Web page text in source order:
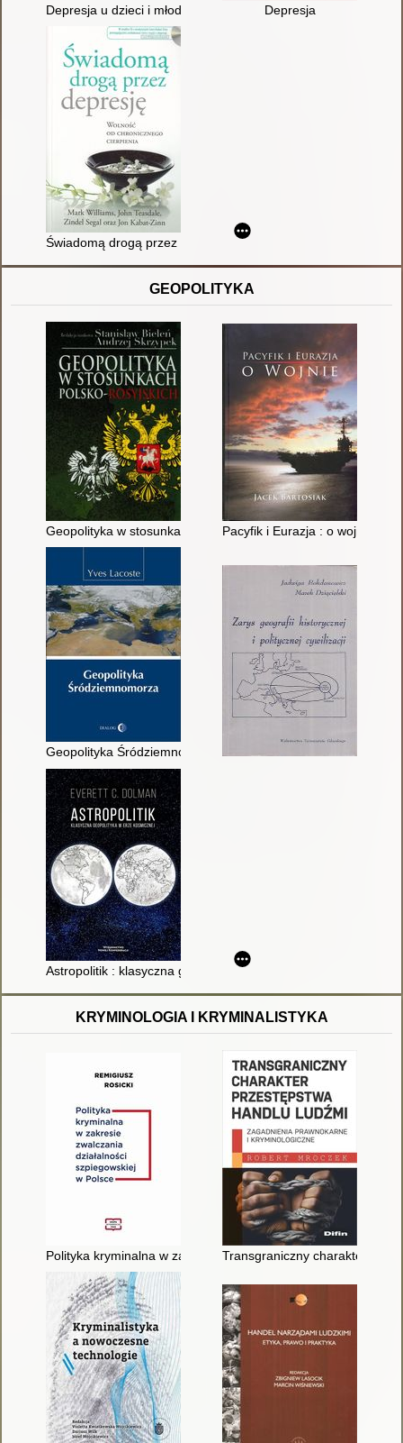
Depresja u dzieci i młodzieży : poradnik dla rodziców
Depresja
Świadomą drogą przez depresję : wolność od chronicznego
GEOPOLITYKA
Geopolityka w stosunkach polsko-rosyjskichPacyfik i Eurazja : o wojnie
Geopolityka Śródziemnomorza
Astropolitik : klasyczna geopolityka w erze kosmicznej
KRYMINOLOGIA I KRYMINALISTYKA
Polityka kryminalna w zakresie zwalczania działalności
Transgraniczny charakter